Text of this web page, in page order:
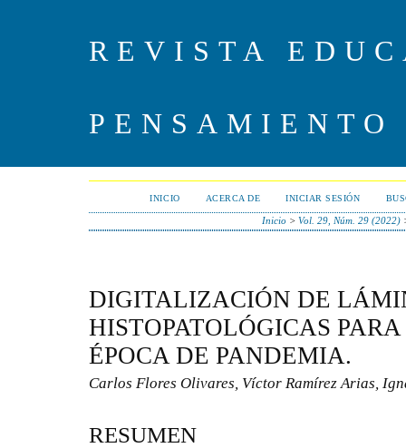
REVISTA
PENSAMIENTO
INICIO ACERCA DE INICIAR SESIÓN
Inicio> Vol. 29, Núm. 29 (2022)
DIGITALIZACIÓN DE
HISTOPATOLÓGICAS
ÉPOCA DE PANDEMIA.
Carlos Flores Olivares, Víctor Ramírez Arias,
RESUMEN